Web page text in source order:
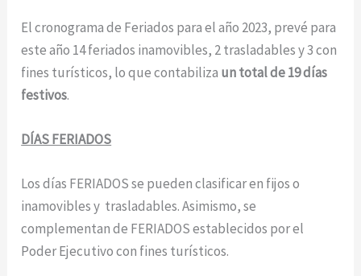
El cronograma de Feriados para el año 2023, prevé para
este año 14 feriados inamovibles, 2 trasladables y 3 con
fines turísticos, lo que contabiliza un total de 19 días
festivos.
DÍAS FERIADOS
Los días FERIADOS se pueden clasificar en fijos o
inamovibles y trasladables. Asimismo, se
complementan de FERIADOS establecidos por el
Poder Ejecutivo con fines turísticos.